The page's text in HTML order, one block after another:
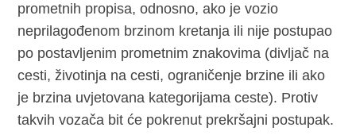
prometnih propisa, odnosno, ako je vozio
neprilagođenom brzinom kretanja ili nije postupao
po postavljenim prometnim znakovima (divljač na
cesti, životinja na cesti, ograničenje brzine ili ako
je brzina uvjetovana kategorijama ceste). Protiv
takvih vozača bit će pokrenut prekršajni postupak.